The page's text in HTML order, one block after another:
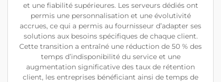
et une fiabilité supérieures. Les serveurs dédiés ont
permis une personnalisation et une évolutivité
accrues, ce qui a permis au fournisseur d’adapter ses
solutions aux besoins spécifiques de chaque client.
Cette transition a entraîné une réduction de 50 % des
temps d’indisponibilité du service et une
augmentation significative des taux de rétention
client, les entreprises bénéficiant ainsi de temps de